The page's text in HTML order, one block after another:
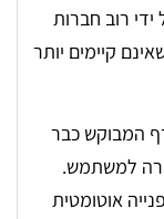
רוב חברות
קיימים יותר
המבוקש כבר
למשתמש.
אוטומטית